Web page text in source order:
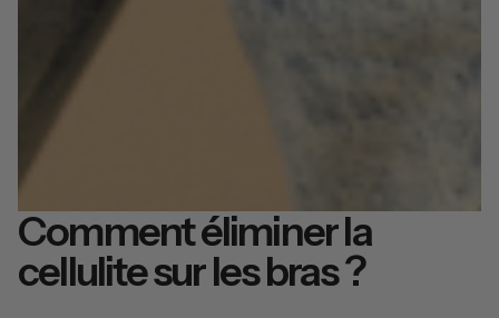
Comment éliminer la
cellulite sur les bras ?